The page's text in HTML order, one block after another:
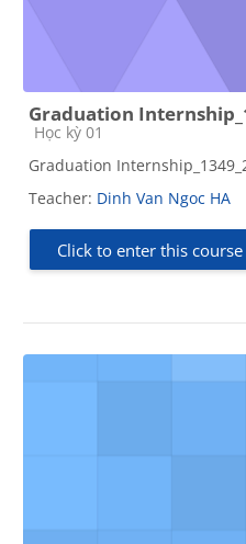
Graduation
Course category
Học kỳ 01
Graduation
Teacher: Dinh Van Ngoc HA
Click to enter this course